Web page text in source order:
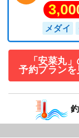
メダイ
「安菜丸
予約プランを